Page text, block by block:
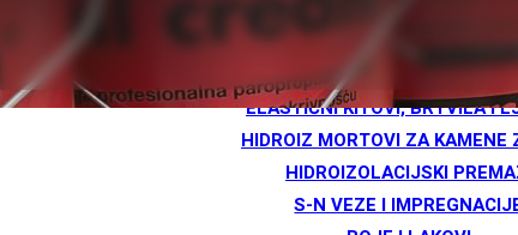
DILATACIJSKE TRAKE I
DODACI ZA TPO I PVC
ELASTIČNI KITOVI, BRTVILA I
HIDROIZ MORTOVI ZA KAMENE
HIDROIZOLACIJSKI
S-N VEZE I